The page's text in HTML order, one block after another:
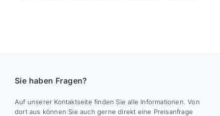
Sie haben Fragen?
Auf unserer Kontaktseite finden Sie alle Informationen. Von
dort aus können Sie auch gerne direkt eine Preisanfrage